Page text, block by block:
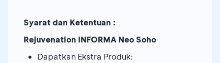
Syarat dan Ketentuan :
Rejuvenation INFORMA Neo Soho
Dapatkan Ekstra Produk: